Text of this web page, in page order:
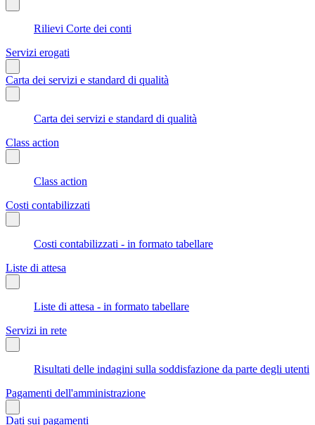
Rilievi Corte dei conti
Servizi erogati
Carta dei servizi e standard di qualità
Carta dei servizi e standard di qualità
Class action
Class action
Costi contabilizzati
Costi contabilizzati - in formato tabellare
Liste di attesa
Liste di attesa - in formato tabellare
Servizi in rete
Risultati delle indagini sulla soddisfazione da parte degli utenti
Pagamenti dell'amministrazione
Dati sui pagamenti